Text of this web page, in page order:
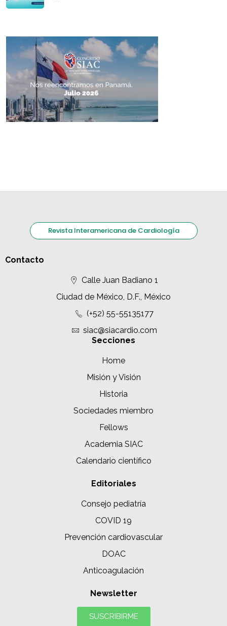
Revista Interamericana de Cardiología
Contacto
Calle Juan Badiano 1
Ciudad de México, D.F., México
(+52) 55-55135177
siac@siacardio.com
Secciones
Home
Misión y Visión
Historia
Sociedades miembro
Fellows
Academia SIAC
Calendario científico
Editoriales
Consejo pediatría
COVID 19
Prevención cardiovascular
DOAC
Anticoagulación
Newsletter
SUSCRIBIRME